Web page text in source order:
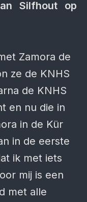
Silfhout op
Zamora de
ze de KNHS
de KNHS
en nu die in
in de Kür
in de eerste
ik met iets
mij is een
met alle